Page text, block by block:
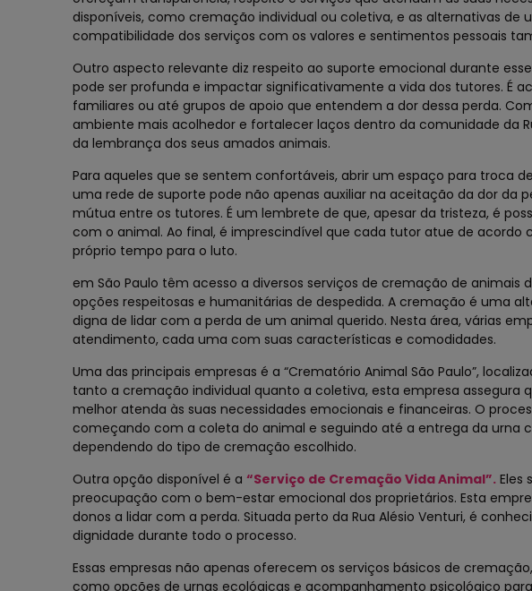
disponíveis, como cremação individual ou coletiva, e as alternativas de
compatibilidade dos serviços com os valores e sentimentos pessoais
Outro aspecto relevante diz respeito ao suporte emocional durante
pode ser profunda e impactar significativamente a vida dos tutores. É
familiares ou até grupos de apoio que entendem a dor dessa perda.
ambiente mais acolhedor e fortalecer laços dentro da comunidade da
da lembrança dos seus amados animais.
Para aqueles que se sentem confortáveis, abrir um espaço para troca
uma rede de suporte pode não apenas auxiliar na aceitação da dor da
mútua entre os tutores. É um lembrete de que, apesar da tristeza, é
com o animal. Ao final, é imprescindível que cada tutor atue de acordo
próprio tempo para o luto.
em São Paulo têm acesso a diversos serviços de cremação de
opções respeitosas e humanitárias de despedida. A cremação é uma
digna de lidar com a perda de um animal querido. Nesta área, várias
atendimento, cada uma com suas características e comodidades.
Uma das principais empresas é a “Crematório Animal São Paulo”,
tanto a cremação individual quanto a coletiva, esta empresa assegura
melhor atenda às suas necessidades emocionais e financeiras. O
começando com a coleta do animal e seguindo até a entrega da urna
dependendo do tipo de cremação escolhido.
Outra opção disponível é a“Serviço de Cremação Vida Animal”. Eles
preocupação com o bem-estar emocional dos proprietários. Esta
donos a lidar com a perda. Situada perto da Rua Alésio Venturi, é
dignidade durante todo o processo.
Essas empresas não apenas oferecem os serviços básicos de
como opções de urnas ecológicas e acompanhamento psicológico